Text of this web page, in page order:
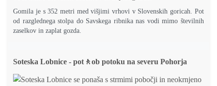
Gomila je s 352 metri med višjimi vrhovi v Slovenskih goricah. Pot
od razglednega stolpa do Savskega ribnika nas vodi mimo številnih
zaselkov in zaplat gozda.
Soteska Lobnice - pot🚶ob potoku na severu Pohorja